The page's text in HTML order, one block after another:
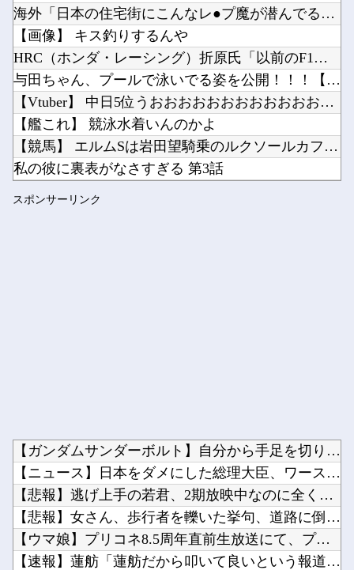
Powered by livedoor 相互RSS
海外「日本の住宅街にこんなレ●プ魔が潜んでるとかマジかよ…さ...
【画像】 キス釣りするんや
HRC（ホンダ・レーシング）折原氏「以前のF1プロジェクトを...
与田ちゃん、プールで泳いでる姿を公開！！！【元乃木坂46】
【Vtuber】 中日5位うおおおおおおおおおおおおおおおお
【艦これ】 競泳水着いんのかよ
【競馬】 エルムSは岩田望騎乗のルクソールカフェがV
私の彼に裏表がなさすぎる 第3話
スポンサーリンク
【ガンダムサンダーボルト】自分から手足を切り落すなんて…他
【ニュース】日本をダメにした総理大臣、ワースト１位が同点でこ...
【悲報】逃げ上手の若君、2期放映中なのに全く話題にならない他
【悲報】女さん、歩行者を轢いた挙句、道路に倒れてどえらいこと...
【ウマ娘】プリコネ8.5周年直前生放送にて、プリコネ×ウマ娘...
【速報】蓮舫「蓮舫だから叩いて良いという報道」 ネット「高市...